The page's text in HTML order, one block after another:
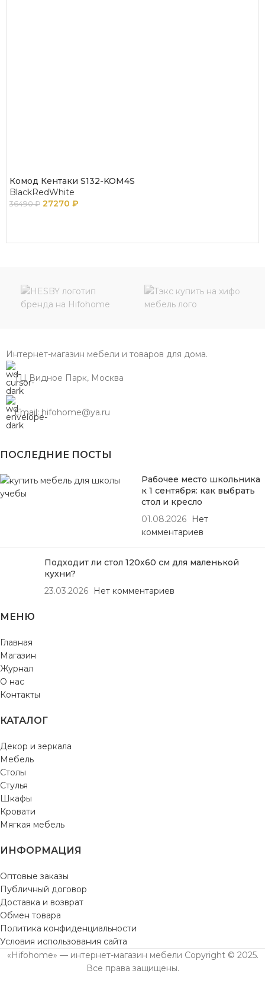
Комод Кентаки S132-KOM4S
BlackRedWhite
36490₽ 27270 ₽
Интернет-магазин мебели и товаров для дома.
ТЦ Видное Парк, Москва
Email: hifohome@ya.ru
ПОСЛЕДНИЕ ПОСТЫ
Рабочее место школьника
к 1 сентября: как выбрать
стол и кресло
01.08.2026
Нет
комментариев
Подходит ли стол 120х60 см для маленькой
кухни?
23.03.2026
Нет комментариев
МЕНЮ
Главная
Магазин
Журнал
О нас
Контакты
КАТАЛОГ
Декор и зеркала
Мебель
Столы
Стулья
Шкафы
Кровати
Мягкая мебель
ИНФОРМАЦИЯ
Оптовые заказы
Публичный договор
Доставка и возврат
Обмен товара
Политика конфиденциальности
Условия использования сайта
«Hifohome» — интернет-магазин мебели Copyright © 2025.
Все права защищены.